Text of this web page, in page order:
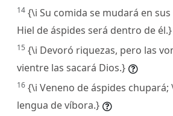
14 {\i Su comida se mudará en
Hiel de áspides será dentro de él.}
15 {\i Devoró riquezas, pero las
vientre las sacará Dios.}
16 {\i Veneno de áspides
lengua de víbora.}